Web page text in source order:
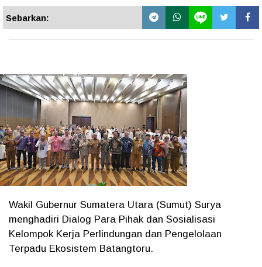
Sebarkan:
Wakil Gubernur Sumatera Utara (Sumut) Surya
menghadiri Dialog Para Pihak dan Sosialisasi
Kelompok Kerja Perlindungan dan Pengelolaan
Terpadu Ekosistem Batangtoru.